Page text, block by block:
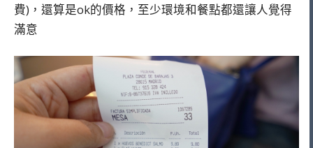
費)，還算是ok的價格，至少環境和餐點都還讓人覺得
滿意